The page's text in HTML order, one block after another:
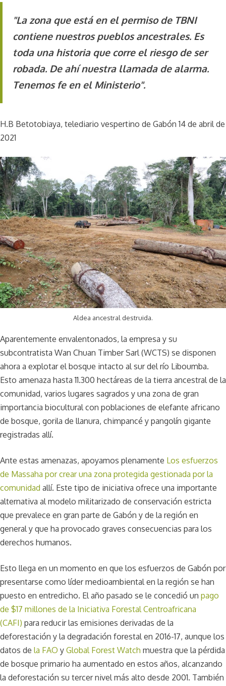
"La zona que está en el permiso de TBNI
contiene nuestros pueblos ancestrales. Es
toda una historia que corre el riesgo de ser
robada. De ahí nuestra llamada de alarma.
Tenemos fe en el Ministerio".
H.B Betotobiaya, telediario vespertino de Gabón 14 de abril de
2021
Aldea ancestral destruida.
Aparentemente envalentonados, la empresa y su
subcontratista Wan Chuan Timber Sarl (WCTS) se disponen
ahora a explotar el bosque intacto al sur del río Liboumba.
Esto amenaza hasta 11.300 hectáreas de la tierra ancestral de la
comunidad, varios lugares sagrados y una zona de gran
importancia biocultural con poblaciones de elefante africano
de bosque, gorila de llanura, chimpancé y pangolín gigante
registradas allí.
Ante estas amenazas, apoyamos plenamente Los esfuerzos
de Massaha por crear una zona protegida gestionada por la
comunidad allí. Este tipo de iniciativa ofrece una importante
alternativa al modelo militarizado de conservación estricta
que prevalece en gran parte de Gabón y de la región en
general y que ha provocado graves consecuencias para los
derechos humanos.
Esto llega en un momento en que los esfuerzos de Gabón por
presentarse como líder medioambiental en la región se han
puesto en entredicho. El año pasado se le concedió un pago
de $17 millones de la Iniciativa Forestal Centroafricana
(CAFI) para reducir las emisiones derivadas de la
deforestación y la degradación forestal en 2016-17, aunque los
datos de la FAO y Global Forest Watch muestra que la pérdida
de bosque primario ha aumentado en estos años, alcanzando
la deforestación su tercer nivel más alto desde 2001. También